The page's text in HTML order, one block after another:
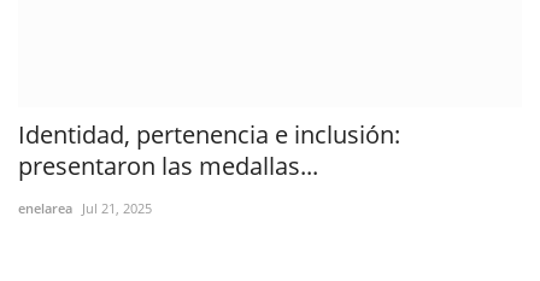
Identidad, pertenencia e inclusión:
presentaron las medallas...
enelarea Jul 21, 2025